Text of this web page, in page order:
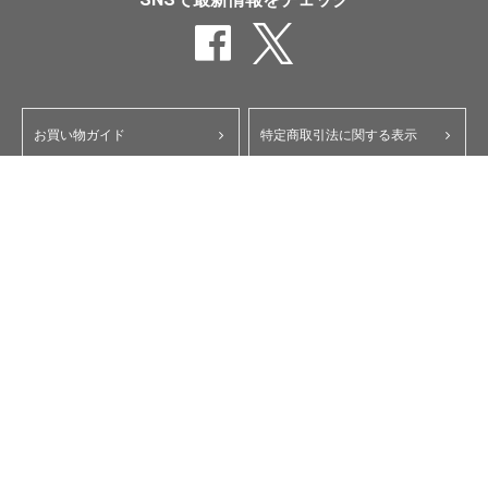
お買い物ガイド 特定商取引法に関する表示